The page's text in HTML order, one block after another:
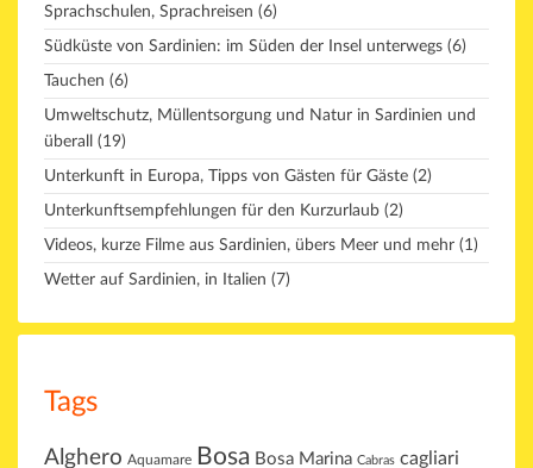
Sprachschulen, Sprachreisen (6)
Südküste von Sardinien: im Süden der Insel unterwegs (6)
Tauchen (6)
Umweltschutz, Müllentsorgung und Natur in Sardinien und
überall
(19)
Unterkunft in Europa, Tipps von Gästen für Gäste (2)
Unterkunftsempfehlungen für den Kurzurlaub (2)
Videos, kurze Filme aus Sardinien, übers Meer und mehr (1)
Wetter auf Sardinien, in Italien (7)
Tags
Alghero Aquamare Bosa Bosa Marina Cabras cagliari